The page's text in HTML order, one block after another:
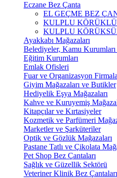
Eczane Bez Çanta
EL GEÇME BEZ
KULPLU
KULPLU
Ayakkabı Mağazaları
Belediyeler, Kamu
Eğitim Kurumları
Emlak Ofisleri
Fuar ve Organizasyon
Giyim Mağazaları ve Butikler
Hediyelik Eşya Mağazaları
Kahve ve Kuruyemiş
Kitapçılar ve Kırtasiyeler
Kozmetik ve Parfümeri
Marketler ve Şarküteriler
Optik ve Gözlük Mağazaları
Pastane Tatlı ve Çikolata
Pet Shop Bez Çantaları
Sağlık ve Güzellik Sektörü
Veteriner Klinik Bez Çantaları